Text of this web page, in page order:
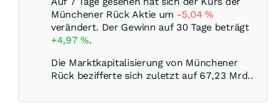
Münchener Rück Aktie um -5,04%
verändert. Der Gewinn auf 30 Tage beträgt
+4,97%.
Die Marktkapitalisierung von Münchener
Rück bezifferte sich zuletzt auf 67,23 Mrd..